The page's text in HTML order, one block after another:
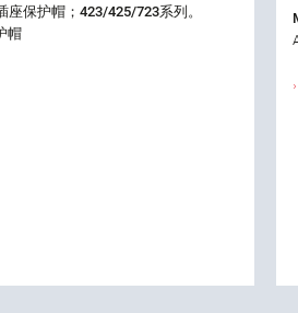
座保护帽；423/425/723系列。
帽